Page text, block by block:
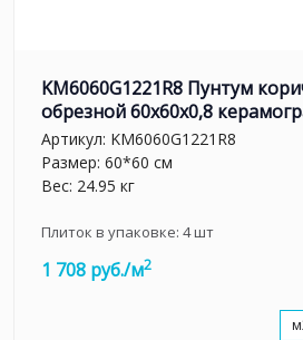
KM6060G1221R8 Пунтум
обрезной 60x60x0,8
Артикул: KM6060G1221R8
Размер: 60*60 см
Вес: 24.95 кг
Плиток в упаковке: 4шт
1 708 руб./м2